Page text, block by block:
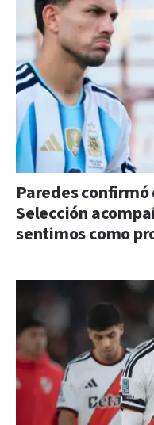
Paredes
Selección
sentimos como